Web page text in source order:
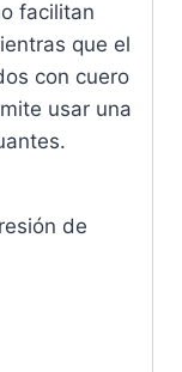
facilitan
que el
con cuero
usar una
de